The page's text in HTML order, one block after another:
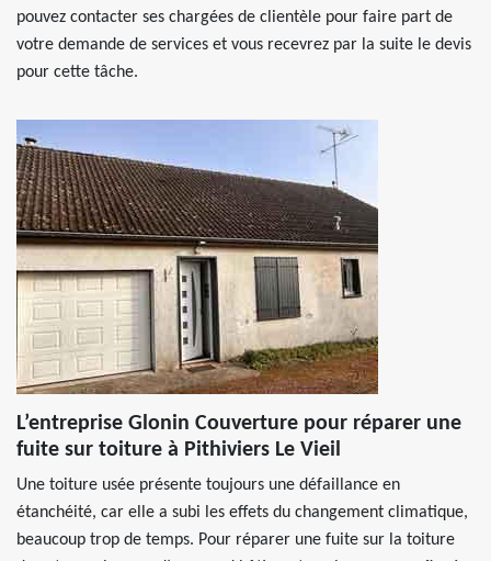
pouvez contacter ses chargées de clientèle pour faire part de
votre demande de services et vous recevrez par la suite le devis
pour cette tâche.
L’entreprise Glonin Couverture pour réparer une
fuite sur toiture à Pithiviers Le Vieil
Une toiture usée présente toujours une défaillance en
étanchéité, car elle a subi les effets du changement climatique,
beaucoup trop de temps. Pour réparer une fuite sur la toiture